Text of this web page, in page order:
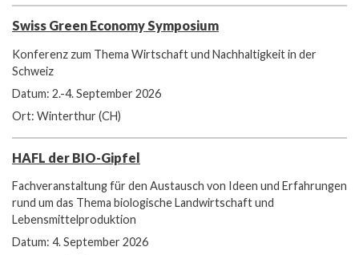
Swiss Green Economy Symposium
Konferenz zum Thema Wirtschaft und Nachhaltigkeit in der
Schweiz
Datum: 2.-4. September 2026
Ort: Winterthur (CH)
HAFL der BIO-Gipfel
Fachveranstaltung für den Austausch von Ideen und Erfahrungen
rund um das Thema biologische Landwirtschaft und
Lebensmittelproduktion
Datum: 4. September 2026